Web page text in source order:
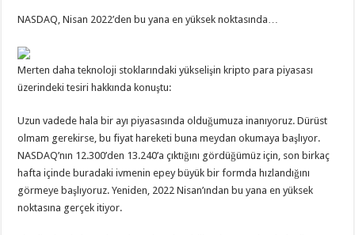
NASDAQ, Nisan 2022’den bu yana en yüksek noktasında…
Merten daha teknoloji stoklarındaki yükselişin kripto para piyasası
üzerindeki tesiri hakkında konuştu:
Uzun vadede hala bir ayı piyasasında olduğumuza inanıyoruz. Dürüst
olmam gerekirse, bu fiyat hareketi buna meydan okumaya başlıyor.
NASDAQ’nın 12.300’den 13.240’a çıktığını gördüğümüz için, son birkaç
hafta içinde buradaki ivmenin epey büyük bir formda hızlandığını
görmeye başlıyoruz. Yeniden, 2022 Nisan’ından bu yana en yüksek
noktasına gerçek itiyor.